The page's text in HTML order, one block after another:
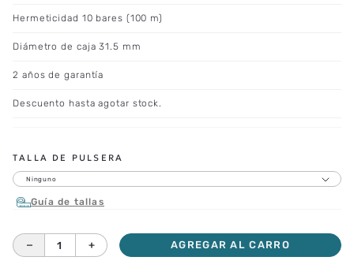
Hermeticidad 10 bares (100 m)
Diámetro de caja 31.5 mm
2 años de garantía
Descuento hasta agotar stock.
TALLA DE PULSERA
Ninguno
Guía de tallas
＋
－ AGREGAR AL CARRO